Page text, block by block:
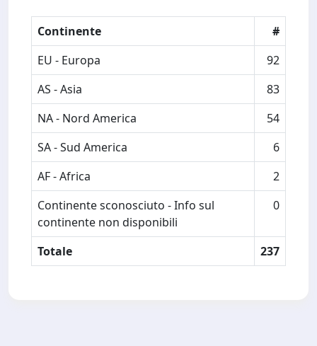
Continente
#
EU - Europa
92
AS - Asia
83
NA - Nord America
54
SA - Sud America
6
AF - Africa
2
Continente sconosciuto - Info sul
continente non disponibili
0
Totale 237